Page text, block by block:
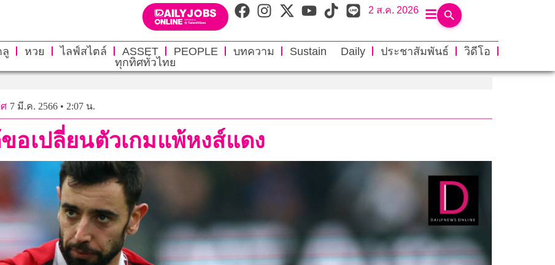
2 ส.ค. 2026
ลู หวย ไลฟ์สไตล์ ASSET PEOPLE บทความ Sustain Daily ประชาสัมพันธ์
วิดีโอ
ทุกทิศทั่วไทย
7 มี.ค. 2566 • 2:07 น.
อเปลี่ยนตัวเกมแพ้หงส์แดง